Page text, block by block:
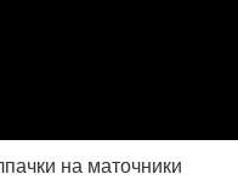
на маточники